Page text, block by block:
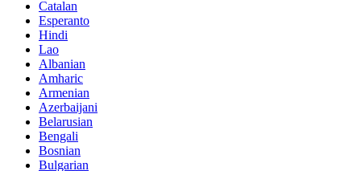
Catalan
Esperanto
Hindi
Lao
Albanian
Amharic
Armenian
Azerbaijani
Belarusian
Bengali
Bosnian
Bulgarian